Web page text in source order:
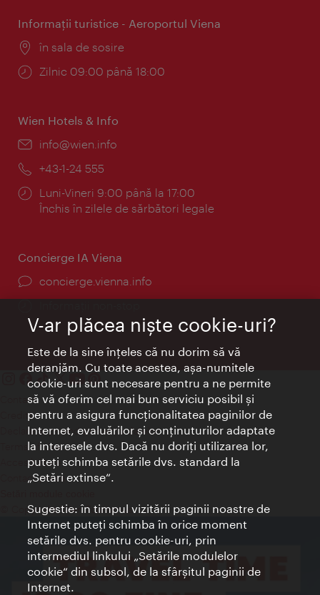
Informaţii turistice - Aeroportul Viena
Locul:
în sala de sosire
Program:
Zilnic 09:00 până 18:00
Wien Hotels & Info
E-
info@wien.info
Telefon:
+43-1-24 555
Program:
Luni-Vineri 9:00 până la 17:00
Închis în zilele de sărbători legale
Concierge IA Viena
concierge.vienna.info
Contact
Credits
Declaraţie privind protecţia datelor
Terms of Use
Accesibilitate
Contact presa
© Copyright Wien Tourismus
V-ar plăcea nişte cookie-uri?
Este de la sine înţeles că nu dorim să vă
deranjăm. Cu toate acestea, aşa-numitele
cookie-uri sunt necesare pentru a ne permite
să vă oferim cel mai bun serviciu posibil şi
pentru a asigura funcţionalitatea paginilor de
Internet, evaluărilor şi conţinuturilor adaptate
la interesele dvs. Dacă nu doriţi utilizarea lor,
puteţi schimba setările dvs. standard la
„Setări extinse“.
Sugestie: în timpul vizitării paginii noastre de
Internet puteţi schimba în orice moment
setările dvs. pentru cookie-uri, prin
intermediul linkului „Setările modulelor
cookie“ din subsol, de la sfârşitul paginii de
Internet.